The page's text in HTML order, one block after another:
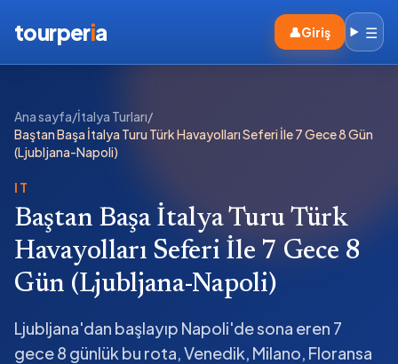
tourperia 👤Giriş ☰
Ana sayfa/İtalya Turları/
Baştan Başa İtalya Turu Türk Havayolları Seferi İle 7 Gece 8 Gün
(Ljubljana-Napoli)
IT
Baştan Başa İtalya Turu Türk
Havayolları Seferi İle 7 Gece 8
Gün (Ljubljana-Napoli)
Ljubljana'dan başlayıp Napoli'de sona eren 7
gece 8 günlük bu rota, Venedik, Milano, Floransa